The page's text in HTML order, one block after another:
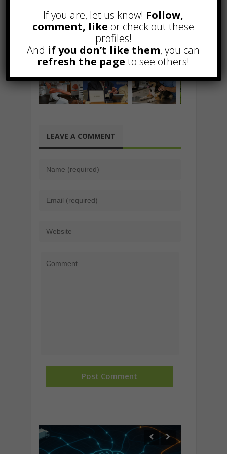
Related Posts
LEAVE A COMMENT
If you are, let us know! Follow,
comment, like or check out these
profiles!
And if you don’t like them, you can
refresh the page to see others!